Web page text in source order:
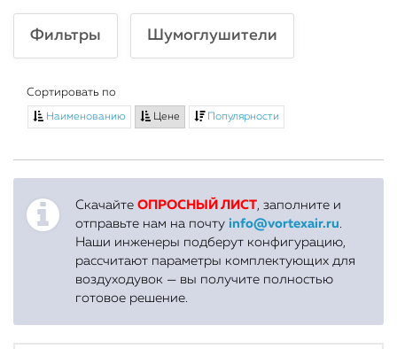
Фильтры Шумоглушители
Сортировать по
Наименованию Цене Популярности
Скачайте ОПРОСНЫЙ ЛИСТ, заполните и
отправьте нам на почту info@vortexair.ru.
Наши инженеры подберут конфигурацию,
рассчитают параметры комплектующих для
воздуходувок — вы получите полностью
готовое решение.